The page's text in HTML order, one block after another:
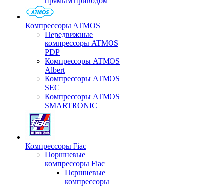
Компрессоры ATMOS
Передвижные
компрессоры ATMOS
PDP
Компрессоры ATMOS
Albert
Компрессоры ATMOS
SEC
Компрессоры ATMOS
SMARTRONIC
Компрессоры Fiac
Поршневые
компрессоры Fiac
Поршневые
компрессоры